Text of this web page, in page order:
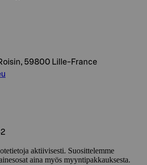
59800 Lille-France
aktiivisesti. Suosittelemme
aina myös myyntipakkauksesta.